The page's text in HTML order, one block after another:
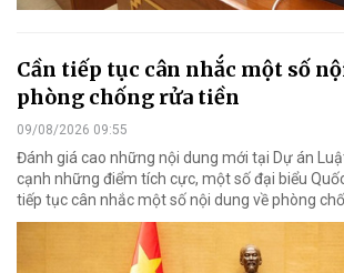
Cần tiếp tục cân nhắc một số
phòng chống rửa tiền
09/08/2026 09:55
Đánh giá cao những nội dung mới tại Dự án
cạnh những điểm tích cực, một số đại biểu
tiếp tục cân nhắc một số nội dung về phòng